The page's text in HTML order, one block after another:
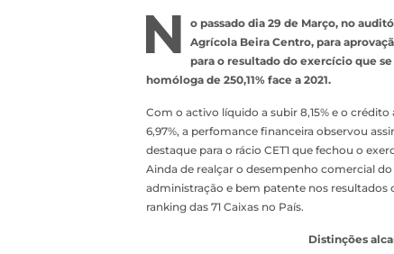
N
o passado dia 29 de Março, no
Agrícola Beira Centro, para
para o resultado do exercício que
homóloga de 250,11% face a 2021.
Com o activo líquido a subir 8,15% e o
6,97%, a perfomance financeira observou
destaque para o rácio CET1 que fechou o
Ainda de realçar o desempenho comercial
administração e bem patente nos resultados
ranking das 71 Caixas no País.
Distinções